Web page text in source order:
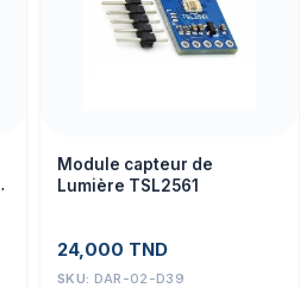
Module capteur de
Lumière TSL2561
24,000 TND
SKU: DAR-02-D39